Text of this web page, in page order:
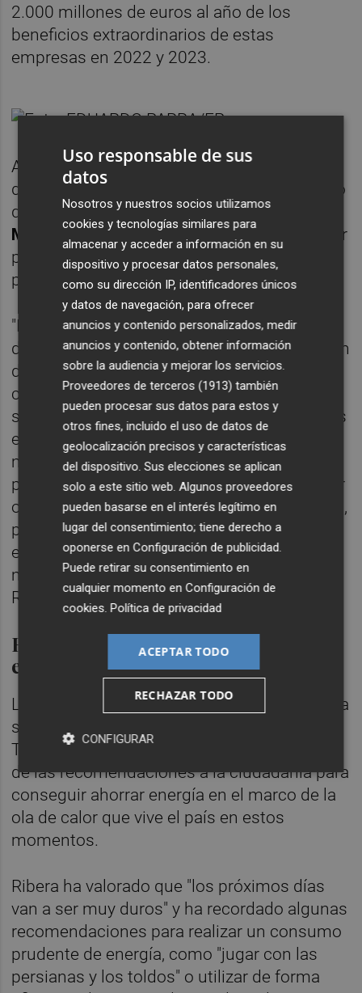
2.000 millones de euros al año de los
beneficios extraordinarios de estas
empresas en 2022 y 2023.
Así, en cuanto a los plazos de presentación
de este nuevo gravamen, Ribera ha señalado
que será la titular de la cartera de Hacienda,
María Jesús Montero, la encargada de hacer
público el contenido de esta medida "en las
próximas semanas, muy pronto".
"Más que incrementar beneficios y reparto
de dividendos, deberíamos concentrarnos en
dos cosas. Contención de precios. A
cualquier empresa le parece razonable que
sus clientes estén satisfechos y sus clientes
en estos momentos lo están pasando muy
mal. Y en segundo lugar, dedicar recursos
para poder acelerar lo que les permita seguir
obteniendo beneficios en los próximos años,
porque la electrificación de nuestro sistema
energético va a ser fundamental. Hay
margen para las dos cosas", ha insistido
Ribera.
Recomendaciones para ahorrar
energía
La titular de Transición Ecológica también ha
sido entrevistada este miércoles en
Telecinco, donde ha sido preguntada acerca
de las recomendaciones a la ciudadanía para
conseguir ahorrar energía en el marco de la
ola de calor que vive el país en estos
momentos.
Ribera ha valorado que "los próximos días
van a ser muy duros" y ha recordado algunas
recomendaciones para realizar un consumo
prudente de energía, como "jugar con las
persianas y los toldos" o utilizar de forma
Uso responsable de sus
datos
Nosotros y nuestros socios utilizamos
cookies y tecnologías similares para
almacenar y acceder a información en su
dispositivo y procesar datos personales,
como su dirección IP, identificadores únicos
y datos de navegación, para ofrecer
anuncios y contenido personalizados, medir
anuncios y contenido, obtener información
sobre la audiencia y mejorar los servicios.
Proveedores de terceros (1913) también
pueden procesar sus datos para estos y
otros fines, incluido el uso de datos de
geolocalización precisos y características
del dispositivo. Sus elecciones se aplican
solo a este sitio web. Algunos proveedores
pueden basarse en el interés legítimo en
lugar del consentimiento; tiene derecho a
oponerse enConfiguración de publicidad.
Puede retirar su consentimiento en
cualquier momento enConfiguración de
cookies.Política de privacidad
ACEPTAR TODO
RECHAZAR TODO
CONFIGURAR